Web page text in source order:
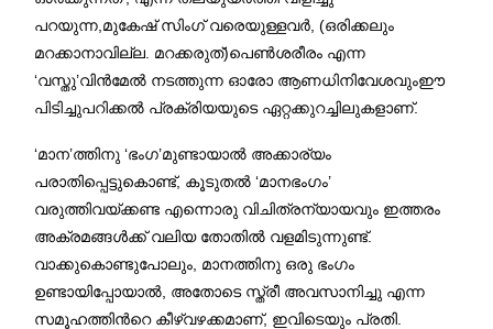
പറയുന്ന,മുകേഷ് സിംഗ് വരെയുള്ളവർ, (ഒരിക്കലും
മറക്കാനാവില്ല. മറക്കരുത്)പെൺശരീരം എന്ന
‘വസ്തു’വിൻമേൽ നടത്തുന്ന ഓരോ ആണധിനിവേശവുംഈ
പിടിച്ചുപറിക്കൽ പ്രക്രിയയുടെ ഏറ്റക്കുറച്ചിലുകളാണ്.
‘മാന’ത്തിനു ‘ഭംഗ’മുണ്ടായാൽ അക്കാര്യം
പരാതിപ്പെട്ടുകൊണ്ട്, കൂടുതൽ ‘മാനഭംഗം’
വരുത്തിവയ്ക്കണ്ട എന്നൊരു വിചിത്രന്യായവും ഇത്തരം
അക്രമങ്ങൾക്ക് വലിയ തോതിൽ വളമിടുന്നുണ്ട്.
വാക്കുകൊണ്ടുപോലും, മാനത്തിനു ഒരു ഭംഗം
ഉണ്ടായിപ്പോയാൽ, അതോടെ സ്ത്രീ അവസാനിച്ചു എന്ന
സമൂഹത്തിൻറെ കീഴ്വഴക്കമാണ്, ഇവിടെയും പ്രതി.